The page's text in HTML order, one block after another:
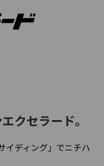
クセラード。
イディング」でニチハ